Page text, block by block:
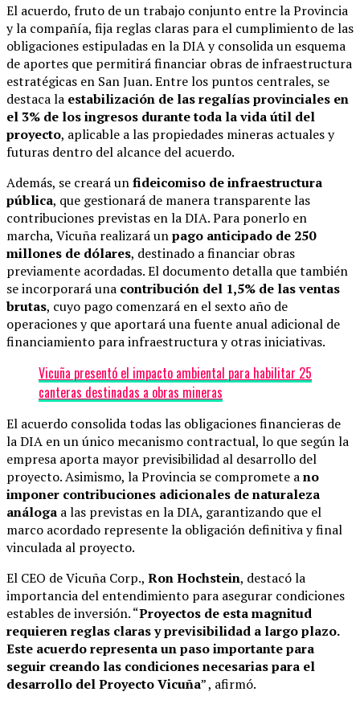
El acuerdo, fruto de un trabajo conjunto entre la Provincia
y la compañía, fija reglas claras para el cumplimiento de las
obligaciones estipuladas en la DIA y consolida un esquema
de aportes que permitirá financiar obras de infraestructura
estratégicas en San Juan. Entre los puntos centrales, se
destaca la estabilización de las regalías provinciales en
el 3% de los ingresos durante toda la vida útil del
proyecto, aplicable a las propiedades mineras actuales y
futuras dentro del alcance del acuerdo.
Además, se creará unfideicomiso de infraestructura
pública, que gestionará de manera transparente las
contribuciones previstas en la DIA. Para ponerlo en
marcha, Vicuña realizará unpago anticipado de 250
millones de dólares, destinado a financiar obras
previamente acordadas. El documento detalla que también
se incorporará una contribución del 1,5% de las ventas
brutas, cuyo pago comenzará en el sexto año de
operaciones y que aportará una fuente anual adicional de
financiamiento para infraestructura y otras iniciativas.
Vicuña presentó el impacto ambiental para habilitar 25
canteras destinadas a obras mineras
El acuerdo consolida todas las obligaciones financieras de
la DIA en un único mecanismo contractual, lo que según la
empresa aporta mayor previsibilidad al desarrollo del
proyecto. Asimismo, la Provincia se compromete ano
imponer contribuciones adicionales de naturaleza
análoga a las previstas en la DIA, garantizando que el
marco acordado represente la obligación definitiva y final
vinculada al proyecto.
El CEO de Vicuña Corp., Ron Hochstein, destacó la
importancia del entendimiento para asegurar condiciones
estables de inversión. “Proyectos de esta magnitud
requieren reglas claras y previsibilidad a largo plazo.
Este acuerdo representa un paso importante para
seguir creando las condiciones necesarias para el
desarrollo del Proyecto Vicuña” , afirmó.